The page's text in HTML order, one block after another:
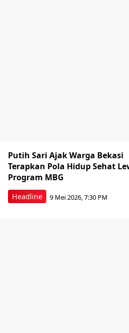
Headline
Putih Sari Ajak Warga Bekasi
Terapkan Pola Hidup Sehat
Program MBG
9 Mei 2026, 7:30 PM